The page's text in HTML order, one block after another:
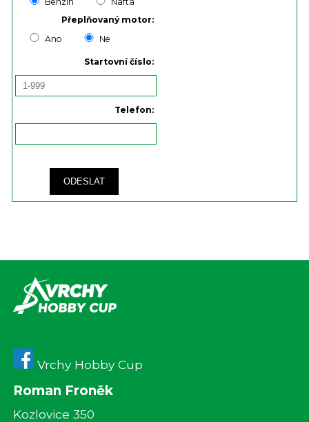
Přeplňovaný motor:
Ano
Ne
Startovní číslo:
Telefon:
ODESLAT
Vrchy Hobby Cup
Roman Froněk
Kozlovice 350